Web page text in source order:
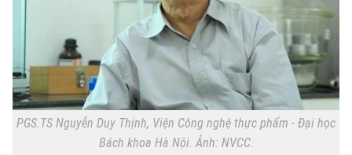
Âm nhạc
PGS.TS Nguyễn Duy Thịnh, Viện Công nghệ thực phẩm - Đại học
Bách khoa Hà Nội. Ảnh: NVCC.